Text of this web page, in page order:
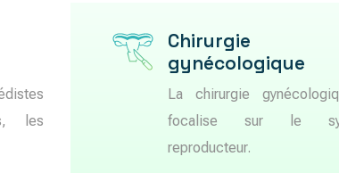
les
Chirurgie
gynécologique
La chirurgie
focalise sur le
reproducteur.